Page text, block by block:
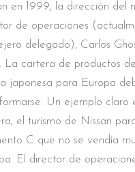
en 1999, la dirección del
de operaciones
delegado), Carlos
La cartera de productos
japonesa para Europa
Un ejemplo claro
el turismo de Nissan
C que no se vendía
El director de